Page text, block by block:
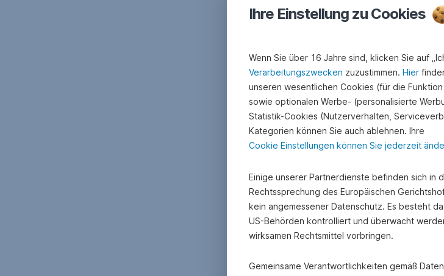
Ihre Einstellung zu Cookies
Wenn Sie über 16 Jahre sind, klicken Sie auf
Verarbeitungszwecken zuzustimmen. Hier
unseren wesentlichen Cookies (für die
sowie optionalen Werbe- (personalisierte
Statistik-Cookies (Nutzerverhalten,
Kategorien können Sie auch ablehnen. Ihre
Cookie Einstellungen können Sie jederzeit
Einige unserer Partnerdienste befinden sich in
Rechtssprechung des Europäischen
kein angemessener Datenschutz. Es besteht
US-Behörden kontrolliert und überwacht
wirksamen Rechtsmittel vorbringen.
Gemeinsame Verantwortlichkeiten gemäß